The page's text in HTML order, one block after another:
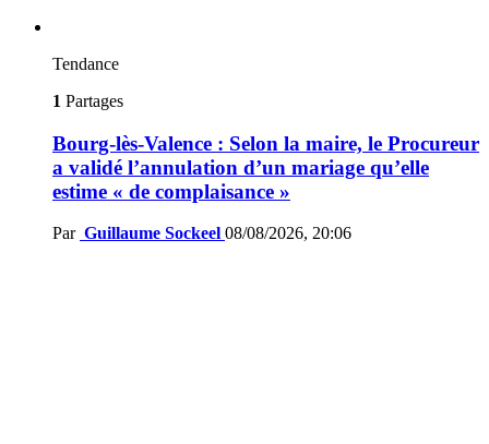
Tendance
1 Partages
Bourg-lès-Valence : Selon la maire, le Procureur
a validé l’annulation d’un mariage qu’elle
estime « de complaisance »
Par Guillaume Sockeel 08/08/2026, 20:06